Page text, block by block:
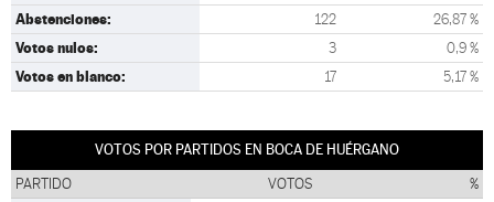
Abstenciones: 122 26,87 %
Votos nulos: 3 0,9 %
Votos en blanco: 17 5,17 %
VOTOS POR PARTIDOS EN BOCA DE HUÉRGANO
PARTIDO VOTOS %